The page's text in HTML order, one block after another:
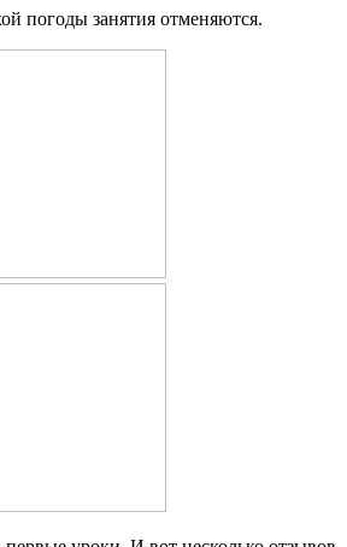
погоды занятия отменяются.